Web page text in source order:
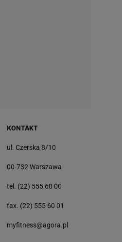
KONTAKT
ul. Czerska 8/10
00-732 Warszawa
tel. (22) 555 60 00
fax. (22) 555 60 01
myfitness@agora.pl